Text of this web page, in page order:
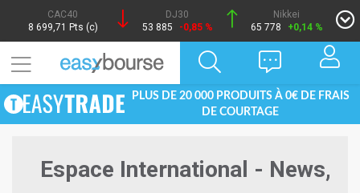
CAC40
8 699,71 Pts (c)
DJ30
53 885
-0,85 %
Nikkei
65 778
+0,14 %
PLUS DE 20 000 PRODUITS À 0€ DE FRAIS
DE COURTAGE
Espace International - News,